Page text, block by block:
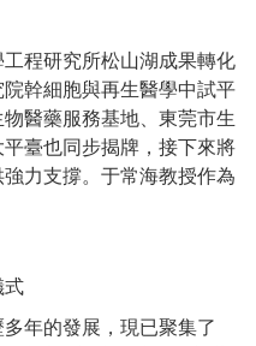
程研究所松山湖成果轉化
幹細胞與再生醫學中試平
醫藥服務基地、東莞市生
臺也同步揭牌，接下來將
力支撐。于常海教授作為
式
年的發展，現已聚集了